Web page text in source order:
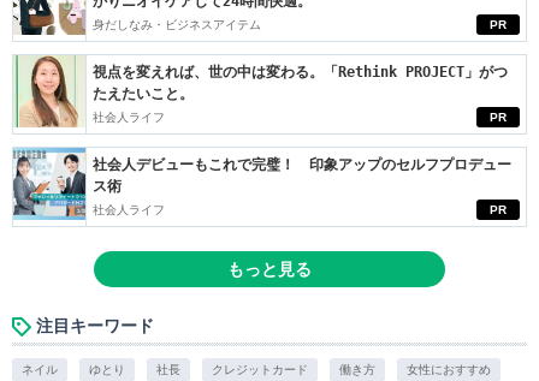
PR
身だしなみ・ビジネスアイテム
PR
視点を変えれば、世の中は変わる。「Rethink PROJECT」がつ
たえたいこと。
社会人ライフ
PR
社会人デビューもこれで完璧！ 印象アップのセルフプロデュー
ス術
社会人ライフ
もっと見る
注目キーワード
ネイル ゆとり 社長 クレジットカード 働き方 女性におすすめ